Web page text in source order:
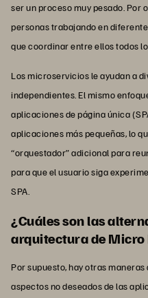
ser un proceso muy pesado. Por
personas trabajando en
que coordinar entre ellos todos
Los microservicios le ayudan a
independientes. El mismo
aplicaciones de página única
aplicaciones más pequeñas, lo
“orquestador” adicional para
para que el usuario siga
SPA.
¿Cuáles son las
arquitectura de Micro
Por supuesto, hay otras
aspectos no deseados de las